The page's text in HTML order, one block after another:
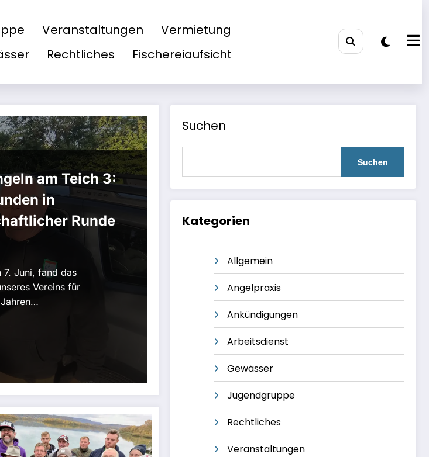
Veranstaltungen
Vermietung
Rechtliches Fischereiaufsicht
am Teich 3:
in
Runde
7. Juni, fand das
Vereins für
Suchen
Suchen
Kategorien
Allgemein
Angelpraxis
Ankündigungen
Arbeitsdienst
Gewässer
Jugendgruppe
Rechtliches
Veranstaltungen